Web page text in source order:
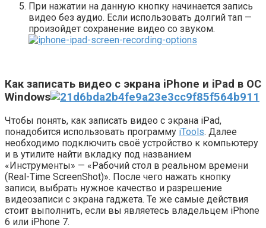
При нажатии на данную кнопку начинается запись
видео без аудио. Если использовать долгий тап —
произойдет сохранение видео со звуком.
Как записать видео с экрана iPhone и iPad в ОС
Windows
Чтобы понять, как записать видео с экрана iPad,
понадобится использовать программу iTools. Далее
необходимо подключить своё устройство к компьютеру
и в утилите найти вкладку под названием
«Инструменты» — «Рабочий стол в реальном времени
(Real-Time ScreenShot)». После чего нажать кнопку
записи, выбрать нужное качество и разрешение
видеозаписи с экрана гаджета. Те же самые действия
стоит выполнить, если вы являетесь владельцем iPhone
6 или iPhone 7.